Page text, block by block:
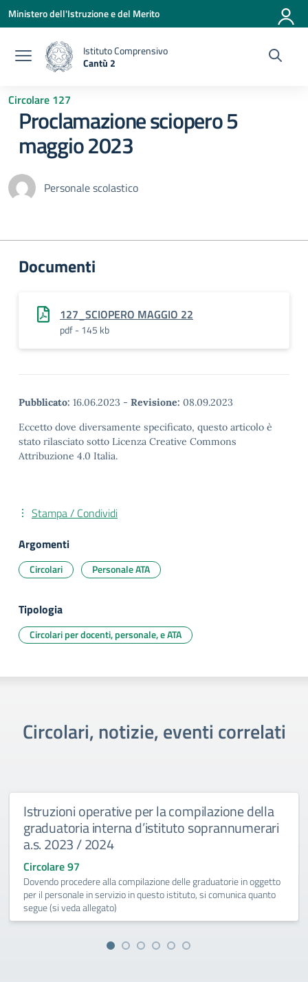
Vai ai contenuti
Vai al menu di navigazione
Vai al footer
Ministero dell'Istruzione e del Merito
Istituto Comprensivo
Cantù 2
Circolare 127
Proclamazione sciopero 5
maggio 2023
Personale scolastico
Documenti
127_SCIOPERO MAGGIO 22
pdf - 145 kb
Pubblicato: 16.06.2023 - Revisione: 08.09.2023
Eccetto dove diversamente specificato, questo articolo è
stato rilasciato sotto Licenza Creative Commons
Attribuzione 4.0 Italia.
Stampa / Condividi
Argomenti
Circolari Personale ATA
Tipologia
Circolari per docenti, personale, e ATA
Circolari, notizie, eventi correlati
Istruzioni operative per la compilazione della
graduatoria interna d’istituto soprannumerari
a.s. 2023 / 2024
Circolare 97
Dovendo procedere alla compilazione delle graduatorie in oggetto
per il personale in servizio in questo istituto, si comunica quanto
segue (si veda allegato)